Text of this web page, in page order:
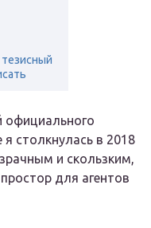
официального
столкнулась в 2018
и скользким,
для агентов